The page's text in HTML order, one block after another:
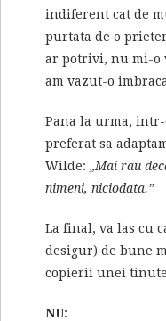
indiferent cat de
purtata de o
ar potrivi, nu mi-o
am vazut-o
Pana la urma, intr-
preferat sa
Wilde: „Mai rau
nimeni, niciodata.”
La final, va las cu
desigur) de bune
copierii unei
NU: